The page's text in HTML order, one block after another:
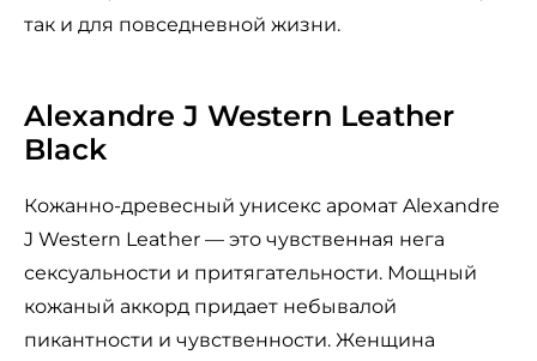
так и для повседневной жизни.
Alexandre J Western Leather
Black
Кожанно-древесный унисекс аромат Alexandre
J Western Leather — это чувственная нега
сексуальности и притягательности. Мощный
кожаный аккорд придает небывалой
пикантности и чувственности. Женщина